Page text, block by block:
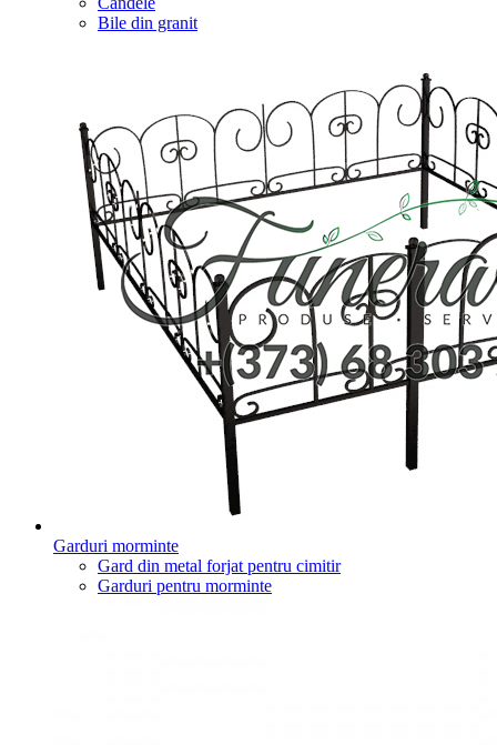
Bile din granit
Garduri morminte
Gard din metal forjat pentru cimitir
Garduri pentru morminte